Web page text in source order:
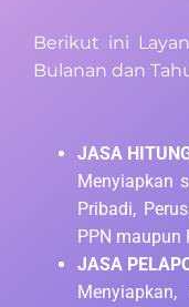
Berikut ini
Bulanan dan
JASA
Menyiapkan
Pribadi,
PPN maupun
JASA